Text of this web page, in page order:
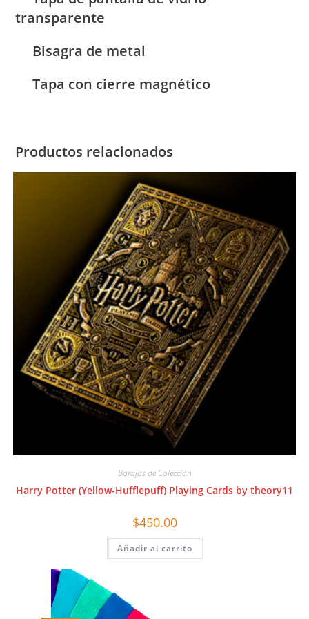
transparente
Bisagra de metal
Tapa con cierre magnético
Productos relacionados
Barajas de Colección
Harry Potter (Yellow-Hufflepuff) Playing Cards by theory11
$450.00
Añadir al carrito